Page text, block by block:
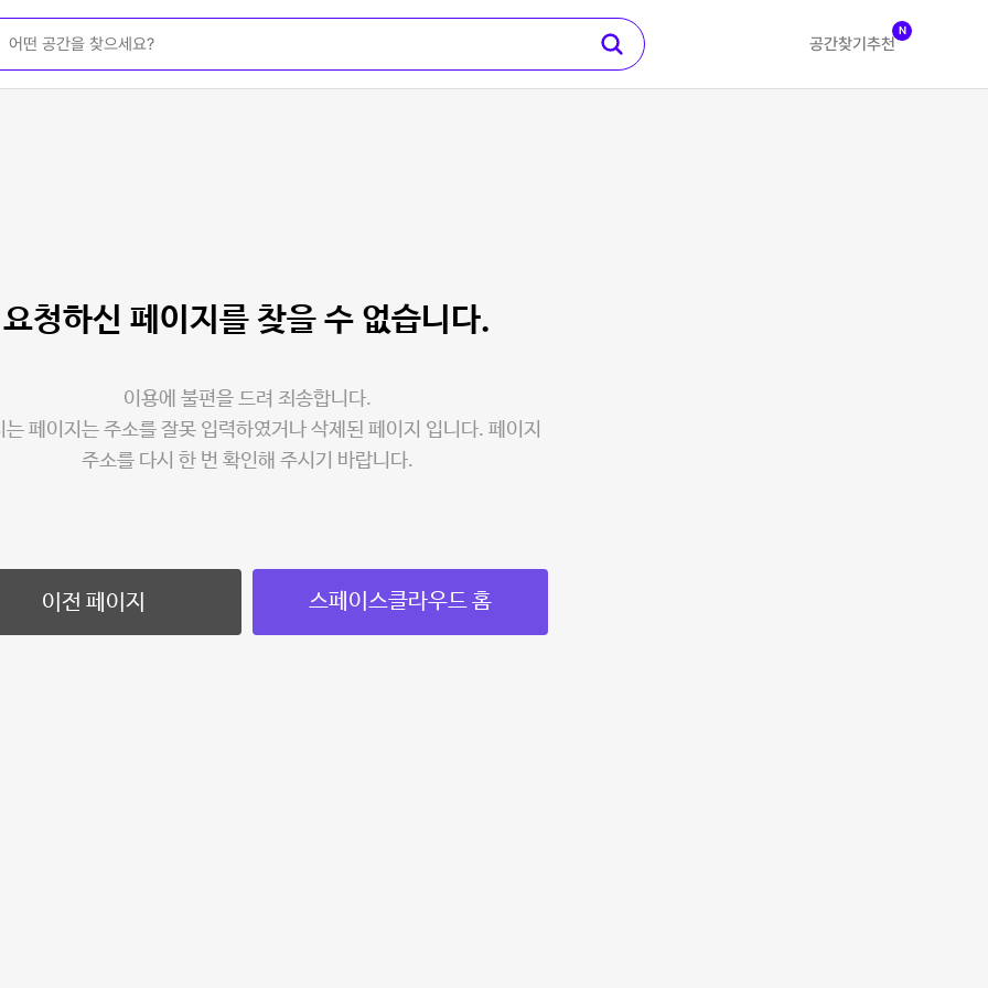
공간찾기 추천
N
요청하신 페이지를 찾을 수 없습니다.
이용에 불편을 드려 죄송합니다.
는 페이지는 주소를 잘못 입력하였거나 삭제된 페이지 입니다. 페이지
주소를 다시 한 번 확인해 주시기 바랍니다.
이전 페이지 스페이스클라우드 홈